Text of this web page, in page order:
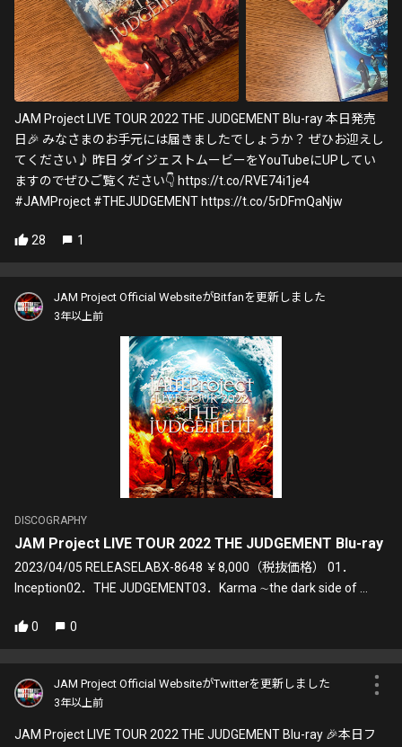
JAM Project LIVE TOUR 2022 THE JUDGEMENT Blu-ray 本日発売
日🎉 みなさまのお手元には届きましたでしょうか？ ぜひお迎えし
てください♪ 昨日 ダイジェストムービーをYouTubeにUPしてい
ますのでぜひご覧ください👇 https://t.co/RVE74i1je4
#JAMProject #THEJUDGEMENT https://t.co/5rDFmQaNjw
28 1
JAM Project Official WebsiteがBitfanを更新しました
3年以上前
DISCOGRAPHY
JAM Project LIVE TOUR 2022 THE JUDGEMENT Blu-ray
2023/04/05 RELEASELABX-8648 ￥8,000（税抜価格） 01．
Inception02．THE JUDGEMENT03．Karma ∼the dark side of ...
0 0
JAM Project Official WebsiteがTwitterを更新しました
3年以上前
JAM Project LIVE TOUR 2022 THE JUDGEMENT Blu-ray 🎉本日フ